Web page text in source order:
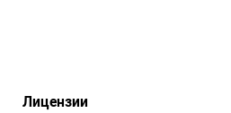
Лицензии